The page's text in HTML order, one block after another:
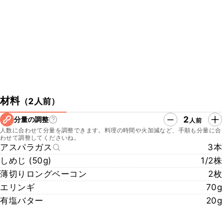
材料（2人前）
分量の調整 2 人前
人数に合わせて分量を調整できます。料理の時間や火加減など、手順も分量に合
わせて調整してくださいね。
アスパラガス
3本
しめじ (50g)
1/2株
薄切りロングベーコン
2枚
エリンギ
70g
有塩バター
20g